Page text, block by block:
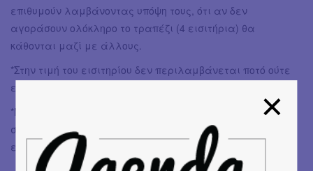
επιθυμούν λαμβάνοντας υπόψη τους, ότι αν δεν
αγοράσουν ολόκληρο το τραπέζι (4 εισιτήρια) θα
κάθονται μαζί με άλλους.
*Στην τιμή του εισιτηρίου δεν περιλαμβάνεται ποτό ούτε
είναι υποχρεωτική η κατανάλωση.
*Με την αγορά του εισιτηρίου δεν εξασφαλίζεται
συγκεκριμένο τραπέζι αλλά μόνο τη ζώνη που έχετε
επιλέξει.